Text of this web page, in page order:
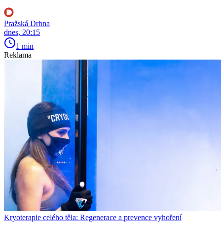
Pražská Drbna
dnes, 20:15
1 min
Reklama
Kryoterapie celého těla: Regenerace a prevence vyhoření